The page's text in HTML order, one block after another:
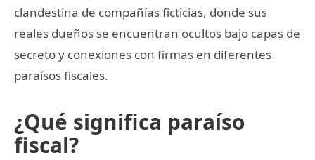
clandestina de compañías ficticias, donde sus
reales dueños se encuentran ocultos bajo capas de
secreto y conexiones con firmas en diferentes
paraísos fiscales.
¿Qué significa paraíso
fiscal?